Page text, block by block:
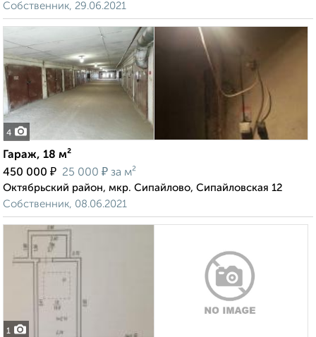
Собственник, 29.06.2021
4
Гараж, 18 м²
450 000 ₽ 25 000 ₽ за м²
Октябрьский район, мкр. Сипайлово, Сипайловская 12
Собственник, 08.06.2021
1